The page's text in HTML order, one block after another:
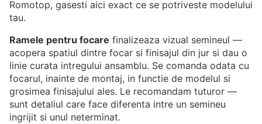
Romotop, gasesti aici exact ce se potriveste modelului
tau.
Ramele pentru focare finalizeaza vizual semineul —
acopera spatiul dintre focar si finisajul din jur si dau o
linie curata intregului ansamblu. Se comanda odata cu
focarul, inainte de montaj, in functie de modelul si
grosimea finisajului ales. Le recomandam tuturor —
sunt detaliul care face diferenta intre un semineu
ingrijit si unul neterminat.